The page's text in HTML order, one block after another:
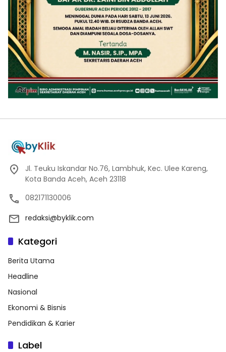
Jl. Teuku Iskandar No.76, Lambhuk, Kec. Ulee Kareng,
Kota Banda Aceh, Aceh 23118
082171130006
redaksi@byklik.com
Kategori
Berita Utama
Headline
Nasional
Ekonomi & Bisnis
Pendidikan & Karier
Label